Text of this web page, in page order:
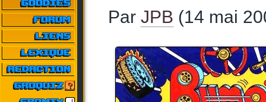
Par JPB (14 mai